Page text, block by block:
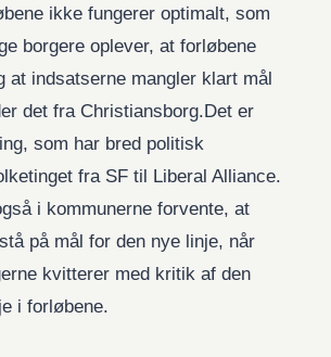
ikke fungerer optimalt, som
borgere oplever, at forløbene
indsatserne mangler klart mål
det fra Christiansborg.Det er
som har bred politisk
fra SF til Liberal Alliance.
i kommunerne forvente, at
på mål for den nye linje, når
kvitterer med kritik af den
i forløbene.